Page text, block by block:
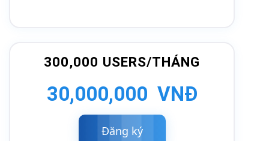
300,000 USERS/THÁNG
30,000,000 VNĐ
Đăng ký